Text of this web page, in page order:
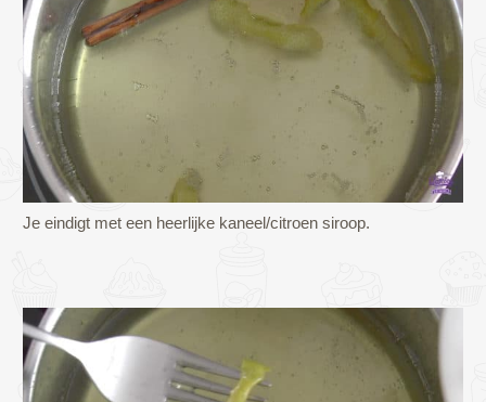
Je eindigt met een heerlijke kaneel/citroen siroop.